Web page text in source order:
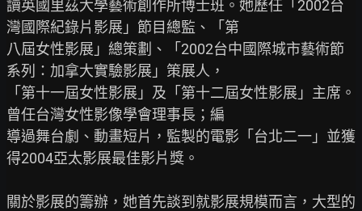
讀英國里茲大學藝術創作所博士班。她歷任「2002台
灣國際紀錄片影展」節目總監、「第
八屆女性影展」總策劃、「2002台中國際城市藝術節
系列：加拿大實驗影展」策展人，
「第十一屆女性影展」及「第十二屆女性影展」主席。
曾任台灣女性影像學會理事長；編
導過舞台劇、動畫短片，監製的電影「台北二一」並獲
得2004亞太影展最佳影片獎。
關於影展的籌辦，她首先談到就影展規模而言，大型的